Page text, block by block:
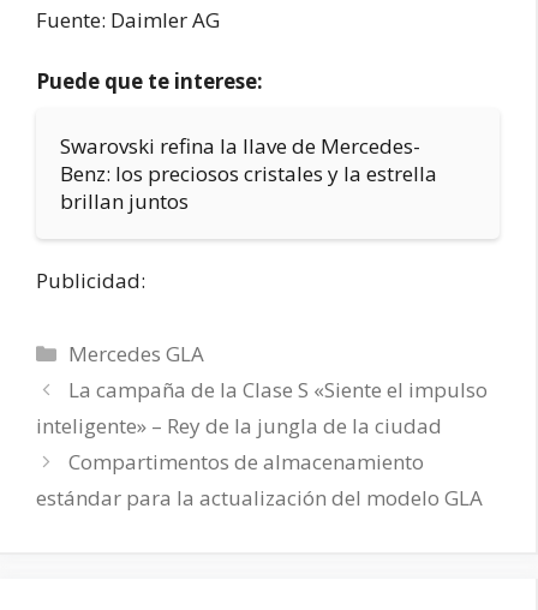
Fuente: Daimler AG
Puede que te interese:
Swarovski refina la llave de Mercedes-
Benz: los preciosos cristales y la estrella
brillan juntos
Publicidad:
Categorías
Mercedes GLA
La campaña de la Clase S «Siente el impulso
inteligente» – Rey de la jungla de la ciudad
Compartimentos de almacenamiento
estándar para la actualización del modelo GLA